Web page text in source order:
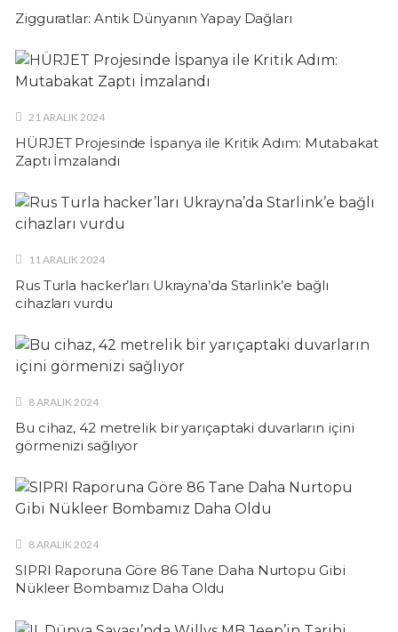
Zigguratlar: Antik Dünyanın Yapay Dağları
21 ARALIK 2024
HÜRJET Projesinde İspanya ile Kritik Adım: Mutabakat
Zaptı İmzalandı
11 ARALIK 2024
Rus Turla hacker’ları Ukrayna’da Starlink’e bağlı
cihazları vurdu
8 ARALIK 2024
Bu cihaz, 42 metrelik bir yarıçaptaki duvarların içini
görmenizi sağlıyor
8 ARALIK 2024
SIPRI Raporuna Göre 86 Tane Daha Nurtopu Gibi
Nükleer Bombamız Daha Oldu